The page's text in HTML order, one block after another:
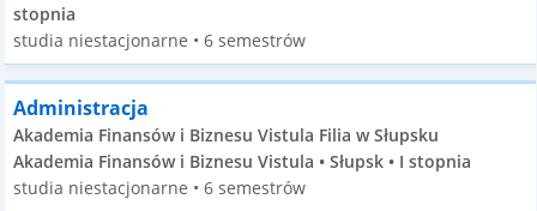
stopnia
studia niestacjonarne • 6 semestrów
Administracja
Akademia Finansów i Biznesu Vistula Filia w Słupsku
Akademia Finansów i Biznesu Vistula • Słupsk • I stopnia
studia niestacjonarne • 6 semestrów